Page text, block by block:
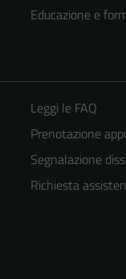
Educazione e
Leggi le FAQ
Prenotazione
Segnalazione
Richiesta